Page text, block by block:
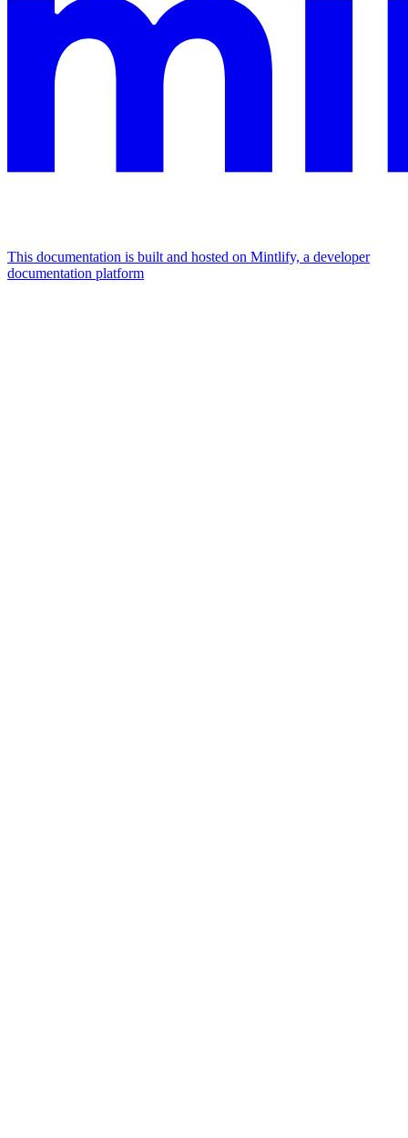
This documentation is built and hosted on Mintlify, a developer
documentation platform